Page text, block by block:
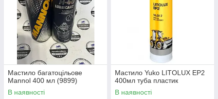
Мастило багатоцільове
Mannol 400 мл (9899)
В наявності
Мастило Yuko LITOLUX EP2
400мл туба пластик
В наявності